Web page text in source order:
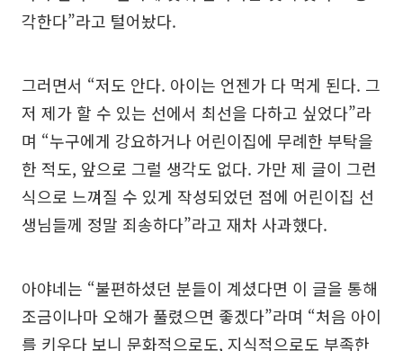
각한다”라고 털어놨다.
그러면서 “저도 안다. 아이는 언젠가 다 먹게 된다. 그
저 제가 할 수 있는 선에서 최선을 다하고 싶었다”라
며 “누구에게 강요하거나 어린이집에 무례한 부탁을
한 적도, 앞으로 그럴 생각도 없다. 가만 제 글이 그런
식으로 느껴질 수 있게 작성되었던 점에 어린이집 선
생님들께 정말 죄송하다”라고 재차 사과했다.
아야네는 “불편하셨던 분들이 계셨다면 이 글을 통해
조금이나마 오해가 풀렸으면 좋겠다”라며 “처음 아이
를 키우다 보니 문화적으로도, 지식적으로도 부족한